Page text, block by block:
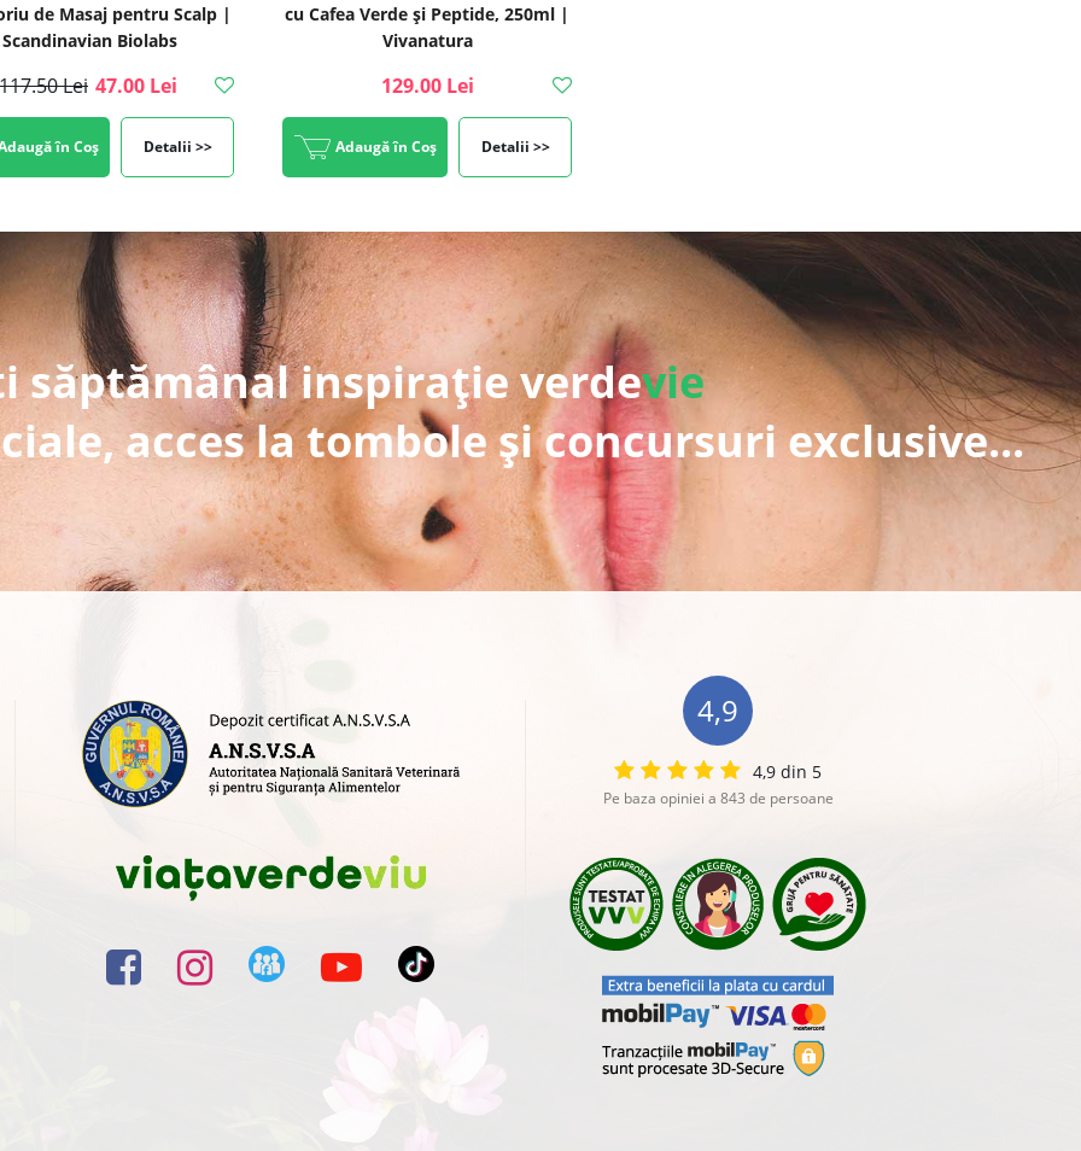
de Masaj pentru Scalp |
Scandinavian Biolabs
117.50 Lei 47.00 Lei
în Coș Detalii >>
cu Cafea Verde și Peptide, 250ml |
Vivanatura
129.00 Lei
Adaugă în Coș Detalii >>
săptămânal inspirație verdevie
acces la tombole și concursuri exclusive...
4,9
4,9 din 5
Pe baza opiniei a 843 de persoane